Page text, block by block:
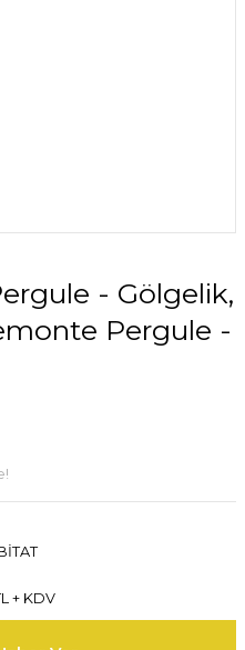
- Gölgelik,
Pergule -
+ KDV